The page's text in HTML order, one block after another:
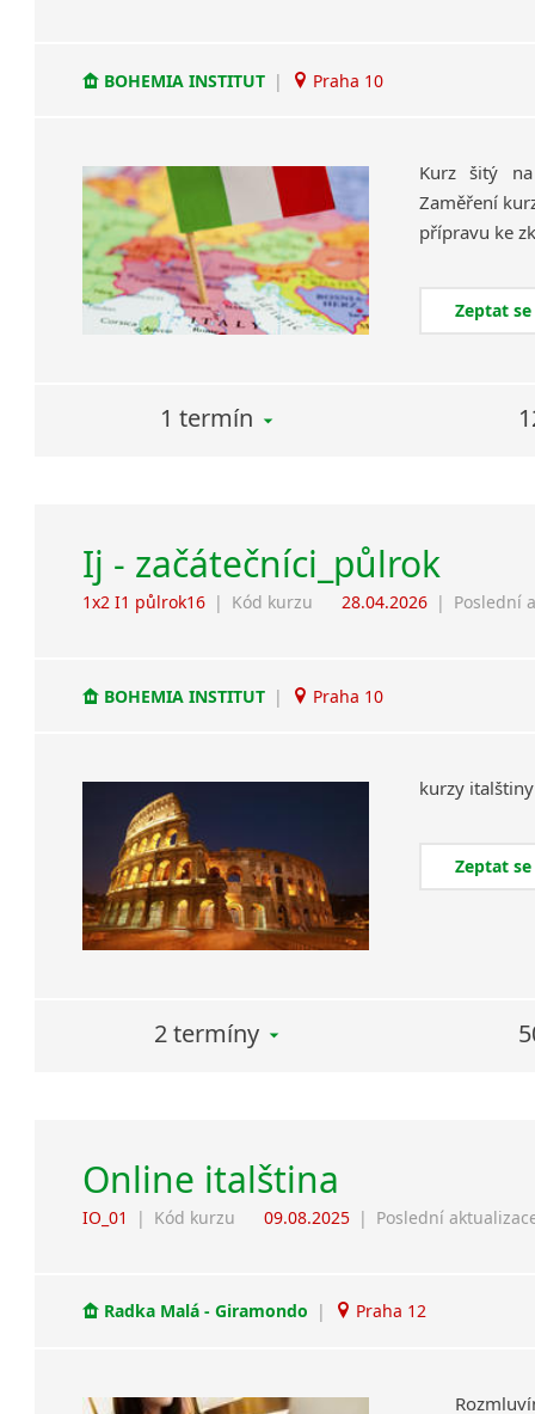
BOHEMIA INSTITUT | Praha 10
Kurz šitý
Zaměření
Zeptat
1 termín
Ij - začátečníci_půlrok
1x2 I1 půlrok16 | Kód kurzu 28.04.2026 | Poslední
BOHEMIA INSTITUT | Praha 10
kurzy italštiny
Zeptat
2 termíny
Online italština
IO_01 | Kód kurzu 09.08.2025 | Poslední
Radka Malá - Giramondo | Praha 12